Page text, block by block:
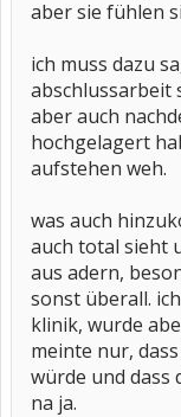
aber sie fühlen
ich muss dazu
abschlussarbeit
aber auch
hochgelagert
aufstehen weh.
was auch
auch total sieht
aus adern,
sonst überall.
klinik, wurde
meinte nur,
würde und dass
na ja.